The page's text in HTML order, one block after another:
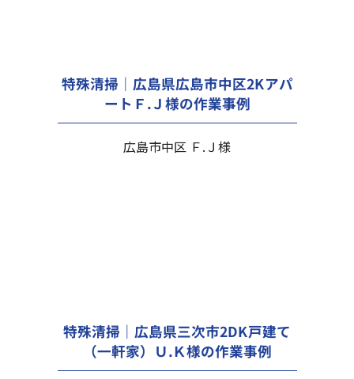
特殊清掃｜広島県広島市中区2Kアパ
ートＦ.Ｊ様の作業事例
広島市中区 Ｆ.Ｊ様
特殊清掃｜広島県三次市2DK戸建て
（一軒家）Ｕ.Ｋ様の作業事例